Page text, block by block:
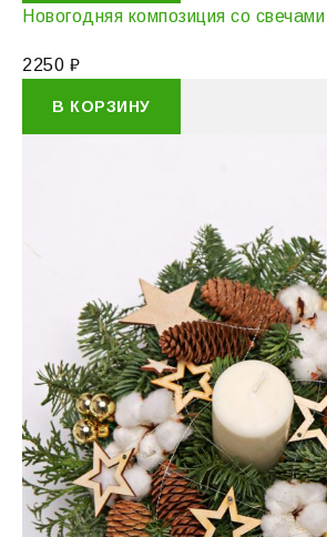
Новогодняя композиция со свечами
2250 ₽
В КОРЗИНУ